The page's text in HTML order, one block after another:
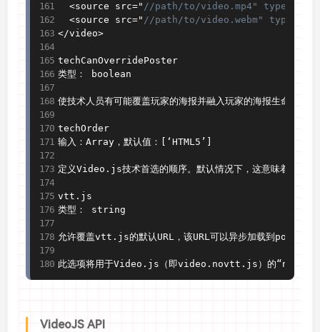
<source src=" //path/to/video.mp4"
<source src=" //path/to/video.webm"
</video>
techCanOverridePoster
类型： boolean
使技术人员有可能覆盖玩家的海报并融入玩家的海报生命周期
techOrder
输入：Array，默认值：
‘HTML5’
定义Video . js技术首选的顺序。默认情况下，这意味着Html5
vtt . js
类型： string
允许覆盖vtt . js的默认URL，该URL可以异步加载到polyfill
此选项将用于Video . js（即video . novtt . js）的“novtt”
VideoJS API